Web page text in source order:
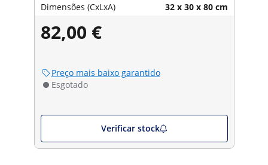
Dimensões (CxLxA) 32 x 30 x 80 cm
82,00 €
Preço mais baixo garantido
Esgotado
Verificar stock